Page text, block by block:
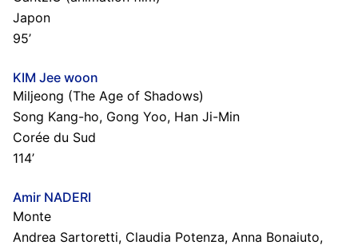
Japon
95’
KIM Jee woon
Miljeong (The Age of Shadows)
Song Kang-ho, Gong Yoo, Han Ji-Min
Corée du Sud
114’
Amir NADERI
Monte
Andrea Sartoretti, Claudia Potenza, Anna Bonaiuto,